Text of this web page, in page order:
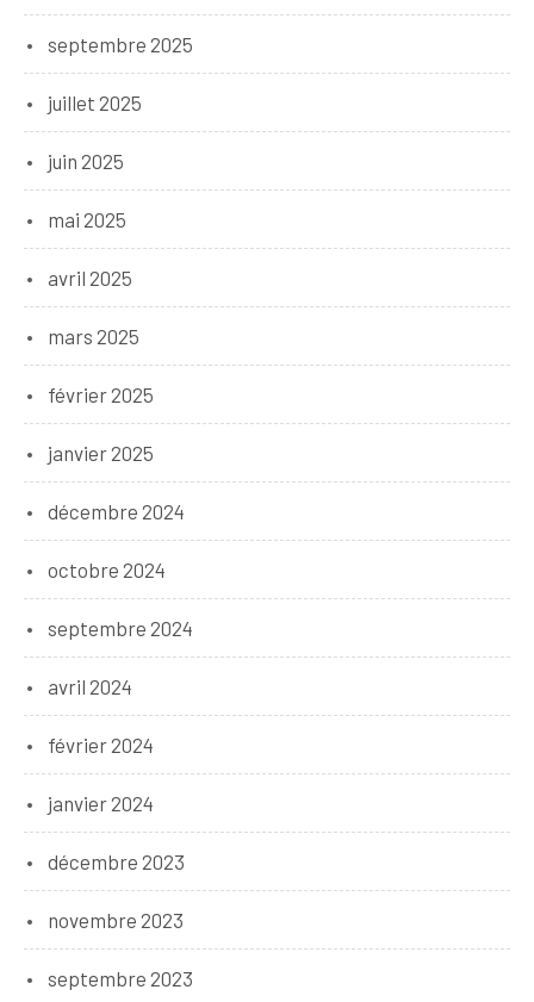
septembre 2025
juillet 2025
juin 2025
mai 2025
avril 2025
mars 2025
février 2025
janvier 2025
décembre 2024
octobre 2024
septembre 2024
avril 2024
février 2024
janvier 2024
décembre 2023
novembre 2023
septembre 2023